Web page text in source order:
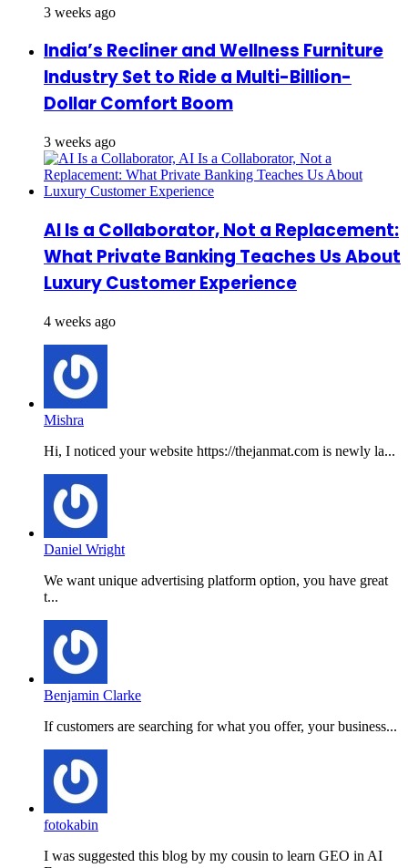
3 weeks ago
India’s Recliner and Wellness Furniture
Industry Set to Ride a Multi-Billion-
Dollar Comfort Boom
3 weeks ago
AI Is a Collaborator, Not a Replacement:
What Private Banking Teaches Us About
Luxury Customer Experience
4 weeks ago
Mishra
Hi, I noticed your website https://thejanmat.com is newly la...
Daniel Wright
We want unique advertising platform option, you have great
t...
Benjamin Clarke
If customers are searching for what you offer, your business...
fotokabin
I was suggested this blog by my cousin to learn GEO in AI